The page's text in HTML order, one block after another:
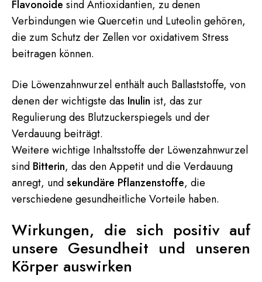
Flavonoide sind Antioxidantien, zu denen
Verbindungen wie Quercetin und Luteolin gehören,
die zum Schutz der Zellen vor oxidativem Stress
beitragen können.
Die Löwenzahnwurzel enthält auch Ballaststoffe, von
denen der wichtigste das Inulin ist, das zur
Regulierung des Blutzuckerspiegels und der
Verdauung beiträgt.
Weitere wichtige Inhaltsstoffe der Löwenzahnwurzel
sind Bitterin, das den Appetit und die Verdauung
anregt, undsekundäre Pflanzenstoffe, die
verschiedene gesundheitliche Vorteile haben.
Wirkungen, die sich positiv auf
unsere Gesundheit und unseren
Körper auswirken